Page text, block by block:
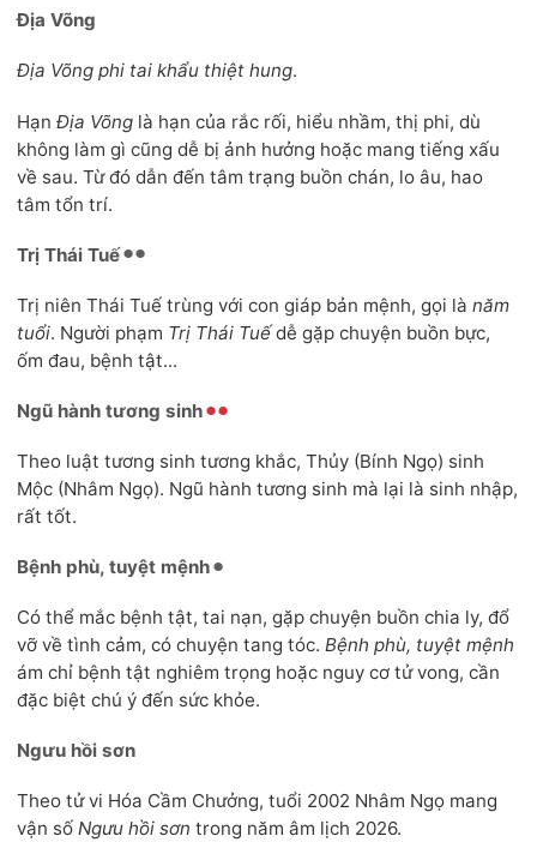
Địa Võng
Địa Võng phi tai khẩu thiệt hung.
HạnĐịa Võng là hạn của rắc rối, hiểu nhầm, thị phi, dù
không làm gì cũng dễ bị ảnh hưởng hoặc mang tiếng xấu
về sau. Từ đó dẫn đến tâm trạng buồn chán, lo âu, hao
tâm tổn trí.
Trị Thái Tuế
Trị niên Thái Tuế trùng với con giáp bản mệnh, gọi lànăm
tuổi. Người phạm Trị Thái Tuếdễ gặp chuyện buồn bực,
ốm đau, bệnh tật...
Ngũ hành tương sinh
Theo luật tương sinh tương khắc, Thủy (Bính Ngọ) sinh
Mộc (Nhâm Ngọ). Ngũ hành tương sinh mà lại là sinh nhập,
rất tốt.
Bệnh phù, tuyệt mệnh
Có thể mắc bệnh tật, tai nạn, gặp chuyện buồn chia ly, đổ
vỡ về tình cảm, có chuyện tang tóc.Bệnh phù, tuyệt mệnh
ám chỉ bệnh tật nghiêm trọng hoặc nguy cơ tử vong, cần
đặc biệt chú ý đến sức khỏe.
Ngưu hồi sơn
Theo tử vi Hóa Cầm Chưởng, tuổi 2002 Nhâm Ngọ mang
vận sốNgưu hồi sơn trong năm âm lịch 2026.